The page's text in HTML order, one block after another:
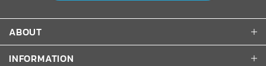
ABOUT
INFORMATION